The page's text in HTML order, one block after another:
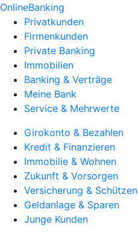
OnlineBanking
Privatkunden
Firmenkunden
Private Banking
Immobilien
Banking & Verträge
Meine Bank
Service & Mehrwerte
Girokonto & Bezahlen
Kredit & Finanzieren
Immobilie & Wohnen
Zukunft & Vorsorgen
Versicherung & Schützen
Geldanlage & Sparen
Junge Kunden